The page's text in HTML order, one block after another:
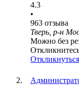
4.3
•
963 отзыва
Тверь, р-н
Можно без
Откликнуться